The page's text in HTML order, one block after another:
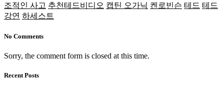
조적인 사고 추천테드비디오 캡틴 오가닉 켄로빈슨 테드 테드
강연 하세스트
No Comments
Sorry, the comment form is closed at this time.
Recent Posts